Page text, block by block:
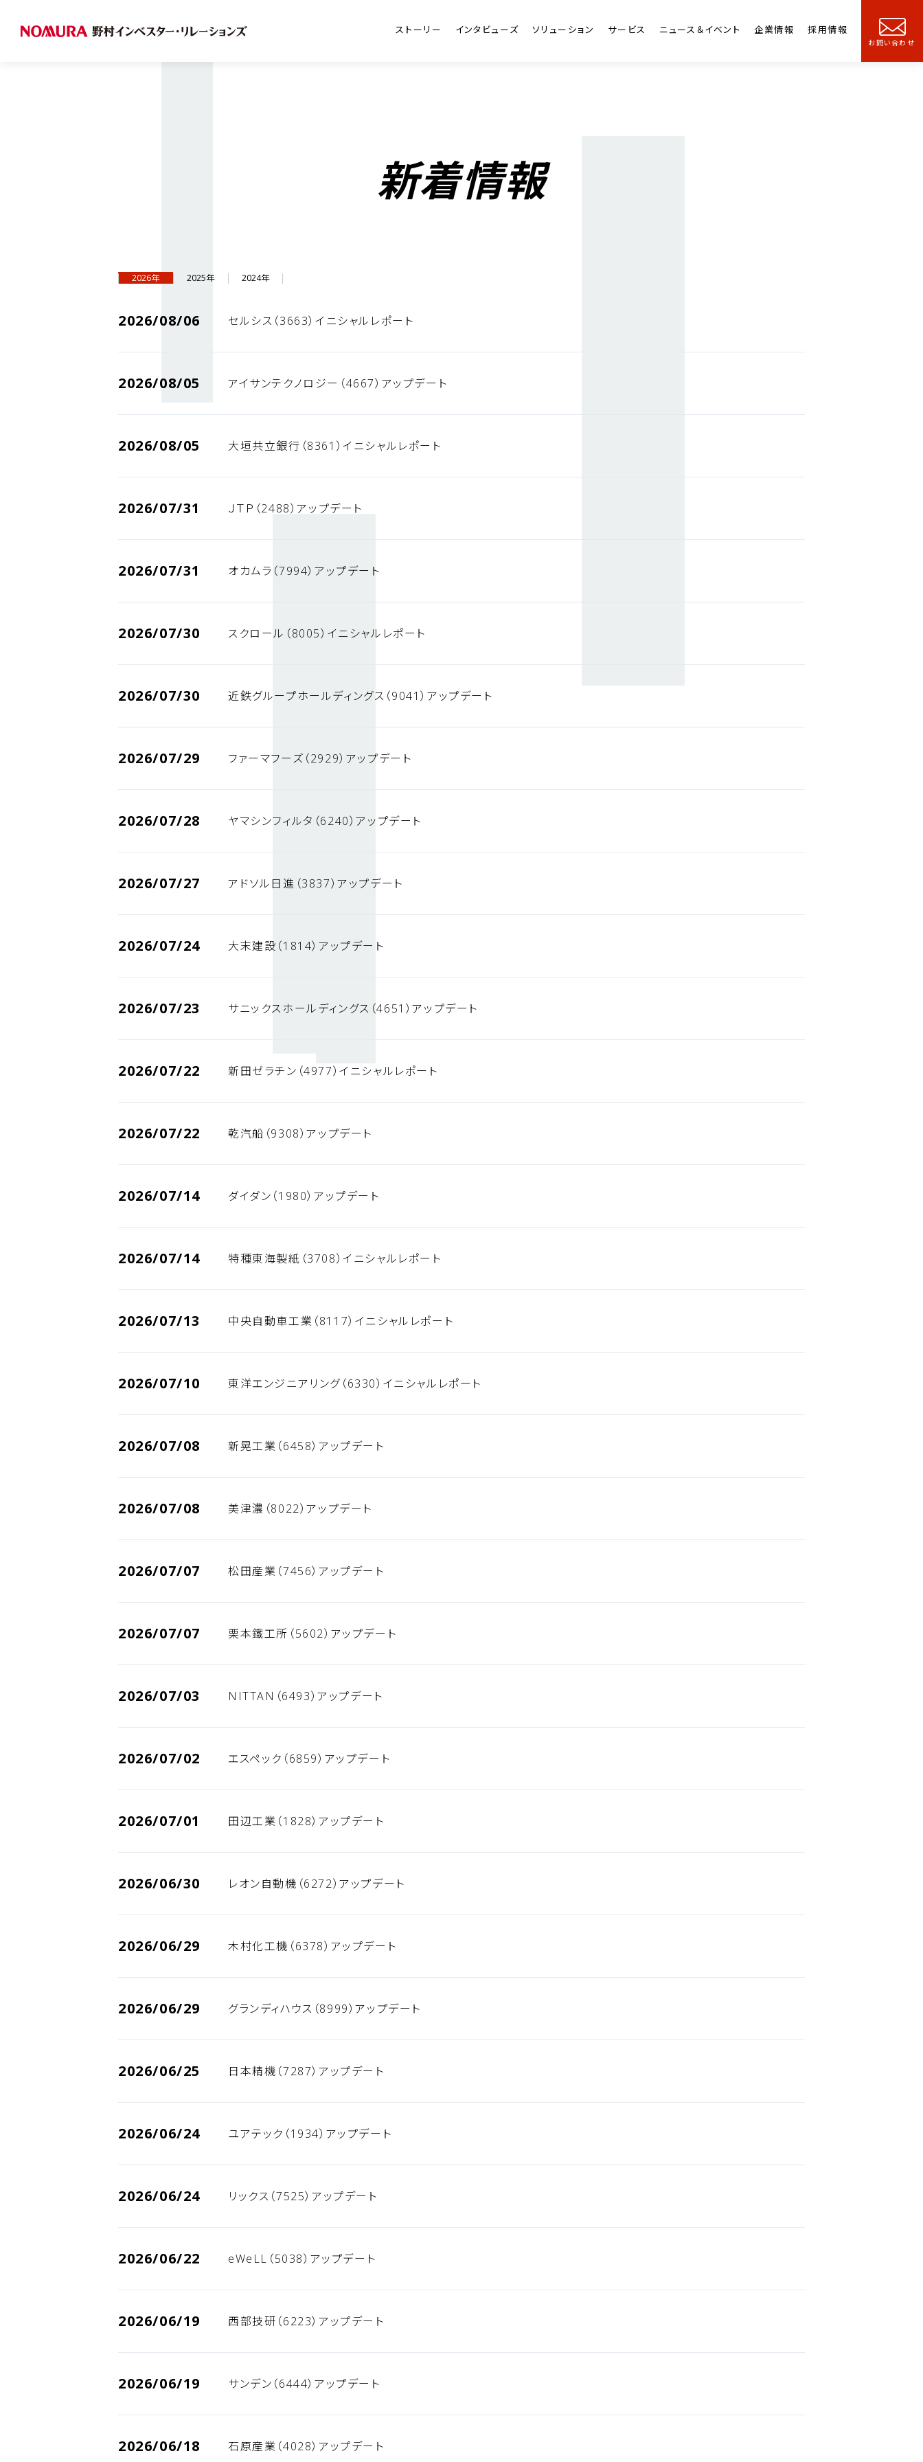
ストーリー インタビューズ ソリューション サービス ニュース＆イベント 企業情報 採用情報
お問い合わせ
新着情報
2026年 2025年 2024年
2026/08/06 セルシス（3663）イニシャルレポート
2026/08/05 アイサンテクノロジー（4667）アップデート
2026/08/05 大垣共立銀行（8361）イニシャルレポート
2026/07/31 ＪＴＰ（2488）アップデート
2026/07/31 オカムラ（7994）アップデート
2026/07/30 スクロール（8005）イニシャルレポート
2026/07/30 近鉄グループホールディングス（9041）アップデート
2026/07/29 ファーマフーズ（2929）アップデート
2026/07/28 ヤマシンフィルタ（6240）アップデート
2026/07/27 アドソル日進（3837）アップデート
2026/07/24 大末建設（1814）アップデート
2026/07/23 サニックスホールディングス（4651）アップデート
2026/07/22 新田ゼラチン（4977）イニシャルレポート
2026/07/22 乾汽船（9308）アップデート
2026/07/14 ダイダン（1980）アップデート
2026/07/14 特種東海製紙（3708）イニシャルレポート
2026/07/13 中央自動車工業（8117）イニシャルレポート
2026/07/10 東洋エンジニアリング（6330）イニシャルレポート
2026/07/08 新晃工業（6458）アップデート
2026/07/08 美津濃（8022）アップデート
2026/07/07 松田産業（7456）アップデート
2026/07/07 栗本鐵工所（5602）アップデート
2026/07/03 NITTAN（6493）アップデート
2026/07/02 エスペック（6859）アップデート
2026/07/01 田辺工業（1828）アップデート
2026/06/30 レオン自動機（6272）アップデート
2026/06/29 木村化工機（6378）アップデート
2026/06/29 グランディハウス（8999）アップデート
2026/06/25 日本精機（7287）アップデート
2026/06/24 ユアテック（1934）アップデート
2026/06/24 リックス（7525）アップデート
2026/06/22 eWeLL（5038）アップデート
2026/06/19 西部技研（6223）アップデート
2026/06/19 サンデン（6444）アップデート
2026/06/18 石原産業（4028）アップデート